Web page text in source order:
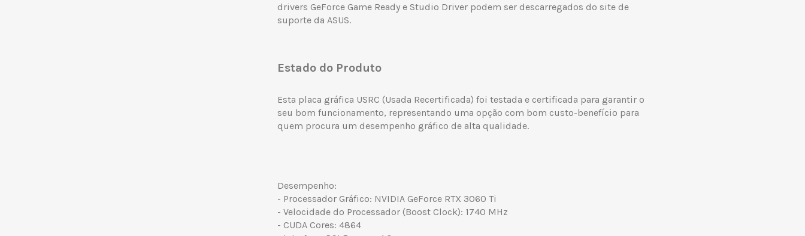
drivers GeForce Game Ready e Studio Driver podem ser descarregados do site de
suporte da ASUS.
Estado do Produto
Esta placa gráfica USRC (Usada Recertificada) foi testada e certificada para garantir o
seu bom funcionamento, representando uma opção com bom custo-benefício para
quem procura um desempenho gráfico de alta qualidade.
Desempenho:
- Processador Gráfico: NVIDIA GeForce RTX 3060 Ti
- Velocidade do Processador (Boost Clock): 1740 MHz
- CUDA Cores: 4864